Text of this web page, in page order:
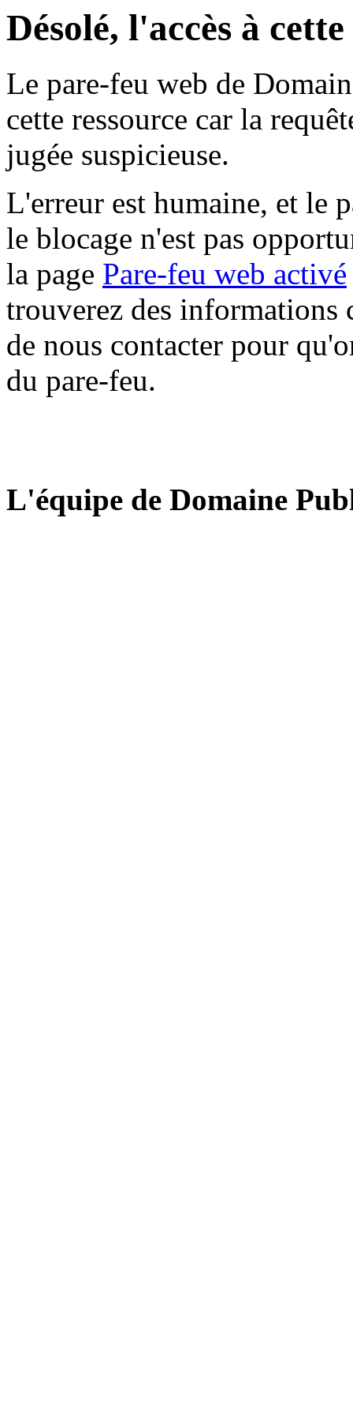
Désolé, l'accès à
Le pare-feu web de
cette ressource car la
jugée suspicieuse.
L'erreur est humaine, et le
le blocage n'est pas
la page Pare-feu web activé
trouverez des informations
de nous contacter pour
du pare-feu.
L'équipe de Domaine